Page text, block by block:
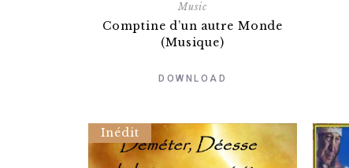
Music
Comptine d’un autre Monde
(Musique)
DOWNLOAD
Inédit